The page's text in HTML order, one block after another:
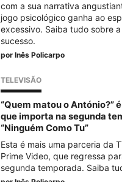
com a sua narrativa
jogo psicológico ganha ao
excessivo. Saiba tudo sobre
sucesso.
por Inês Policarpo
TELEVISÃO
“Quem matou o António?”
que importa na segunda
“Ninguém Como Tu”
Esta é mais uma parceria da
Prime Video, que regressa
segunda temporada. Saiba